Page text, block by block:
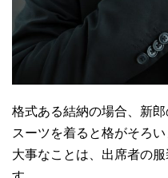
格式ある結納の場合、新
スーツを着ると格がそろい
大事なことは、出席者の